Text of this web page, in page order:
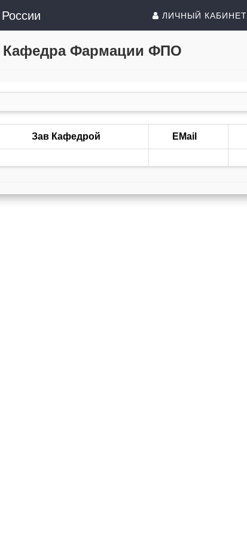
ЛИЧНЫЙ КАБИНЕТ
Кафедра Фармации ФПО
Зав Кафедрой EMail